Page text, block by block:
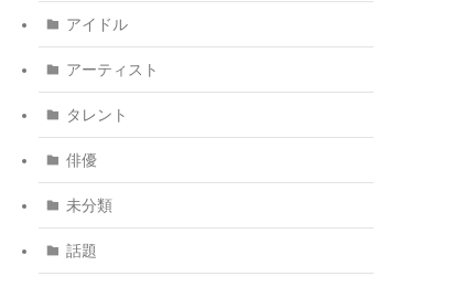
アイドル
アーティスト
タレント
俳優
未分類
話題